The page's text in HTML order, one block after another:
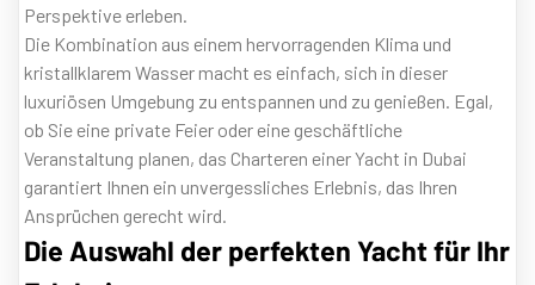
Perspektive erleben.
Die Kombination aus einem hervorragenden Klima und
kristallklarem Wasser macht es einfach, sich in dieser
luxuriösen Umgebung zu entspannen und zu genießen. Egal,
ob Sie eine private Feier oder eine geschäftliche
Veranstaltung planen, das Charteren einer Yacht in Dubai
garantiert Ihnen ein unvergessliches Erlebnis, das Ihren
Ansprüchen gerecht wird.
Die Auswahl der perfekten Yacht für Ihr